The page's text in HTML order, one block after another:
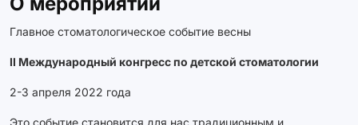
Главное стоматологическое событие весны
II Международный конгресс по детской стоматологии
2-3 апреля 2022 года
Это событие становится для нас традиционным и